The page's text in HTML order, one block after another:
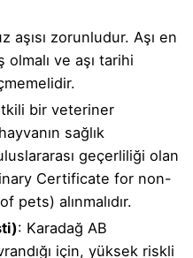
aşısı zorunludur. Aşı en
olmalı ve aşı tarihi
bir veteriner
sağlık
geçerliliği olan
Certificate for non-
pets) alınmalıdır.
: Karadağ AB
için, yüksek riskli